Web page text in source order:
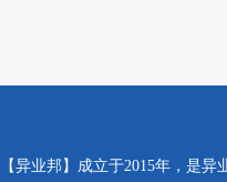
【异业邦】成立于2015年，是